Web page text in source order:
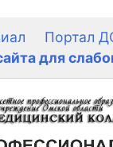
Портал
для